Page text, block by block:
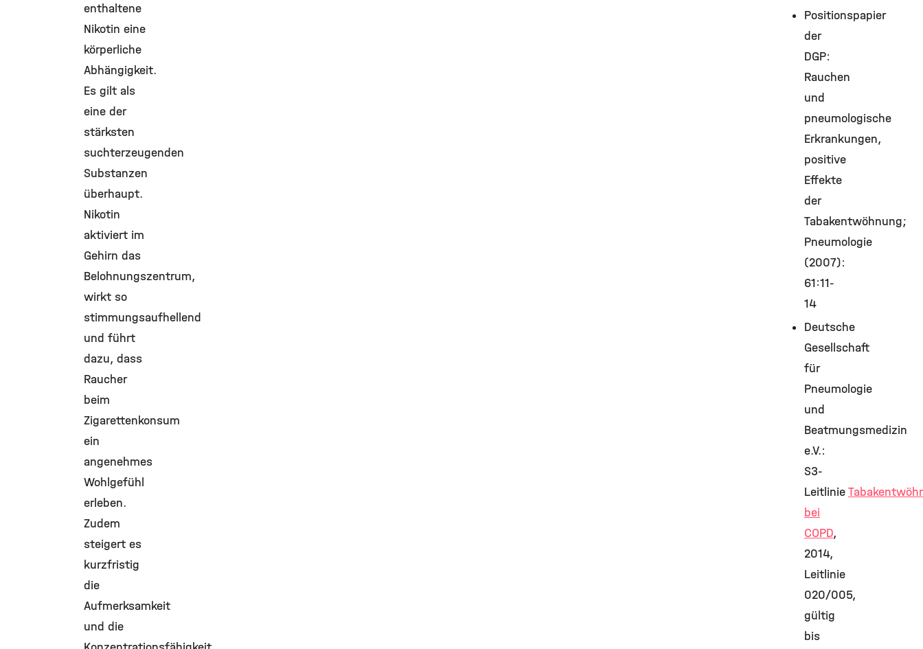
enthaltene
Nikotin eine
körperliche
Abhängigkeit.
Es gilt als
eine der
stärksten
suchterzeugenden
Substanzen
überhaupt.
Nikotin
aktiviert im
Gehirn das
Belohnungszentrum,
wirkt so
stimmungsaufhellend
und führt
dazu, dass
Raucher
beim
Zigarettenkonsum
ein
angenehmes
Wohlgefühl
erleben.
Zudem
steigert es
kurzfristig
die
Aufmerksamkeit
und die
Positionspapier
der
DGP:
Rauchen
und
pneumologische
Erkrankungen,
positive
Effekte
der
Tabakentwöhnung;
Pneumologie
(2007):
61:11-
14
Deutsche
Gesellschaft
für
Pneumologie
und
Beatmungsmedizin
e.V.:
S3-
Leitlinie
bei
COPD,
2014,
Leitlinie
020/005,
gültig
bis